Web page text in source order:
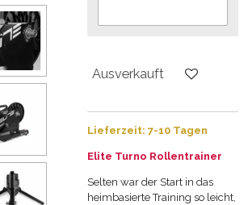
Ausverkauft
Lieferzeit: 7-10 Tagen
Elite Turno Rollentrainer
Selten war der Start in das
heimbasierte Training so leicht,